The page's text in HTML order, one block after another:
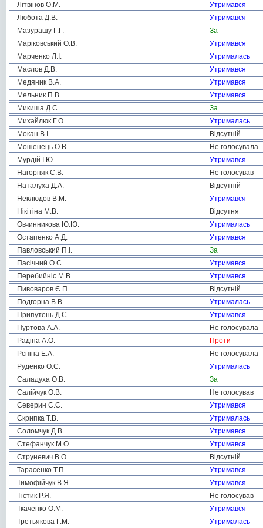
Літвінов О.М.
Утримався
Любота Д.В.
Утримався
Мазурашу Г.Г.
За
Маріковський О.В.
Утримався
Марченко Л.І.
Утрималась
Маслов Д.В.
Утримався
Медяник В.А.
Утримався
Мельник П.В.
Утримався
Микиша Д.С.
За
Михайлюк Г.О.
Утрималась
Мокан В.І.
Відсутній
Мошенець О.В.
Не голосувала
Мурдій І.Ю.
Утримався
Нагорняк С.В.
Не голосував
Наталуха Д.А.
Відсутній
Неклюдов В.М.
Утримався
Нікітіна М.В.
Відсутня
Овчинникова Ю.Ю.
Утрималась
Остапенко А.Д.
Утримався
Павловський П.І.
За
Пасічний О.С.
Утримався
Перебийніс М.В.
Утримався
Пивоваров Є.П.
Відсутній
Подгорна В.В.
Утрималась
Припутень Д.С.
Утримався
Пуртова А.А.
Не голосувала
Радіна А.О.
Проти
Рєпіна Е.А.
Не голосувала
Руденко О.С.
Утрималась
Саладуха О.В.
За
Салійчук О.В.
Не голосував
Северин С.С.
Утримався
Скрипка Т.В.
Утрималась
Соломчук Д.В.
Утримався
Стефанчук М.О.
Утримався
Струневич В.О.
Відсутній
Тарасенко Т.П.
Утримався
Тимофійчук В.Я.
Утримався
Тістик Р.Я.
Не голосував
Ткаченко О.М.
Утримався
Третьякова Г.М.
Утрималась